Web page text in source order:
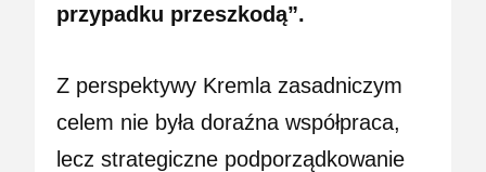
przypadku przeszkodą”.
Z perspektywy Kremla zasadniczym
celem nie była doraźna współpraca,
lecz strategiczne podporządkowanie